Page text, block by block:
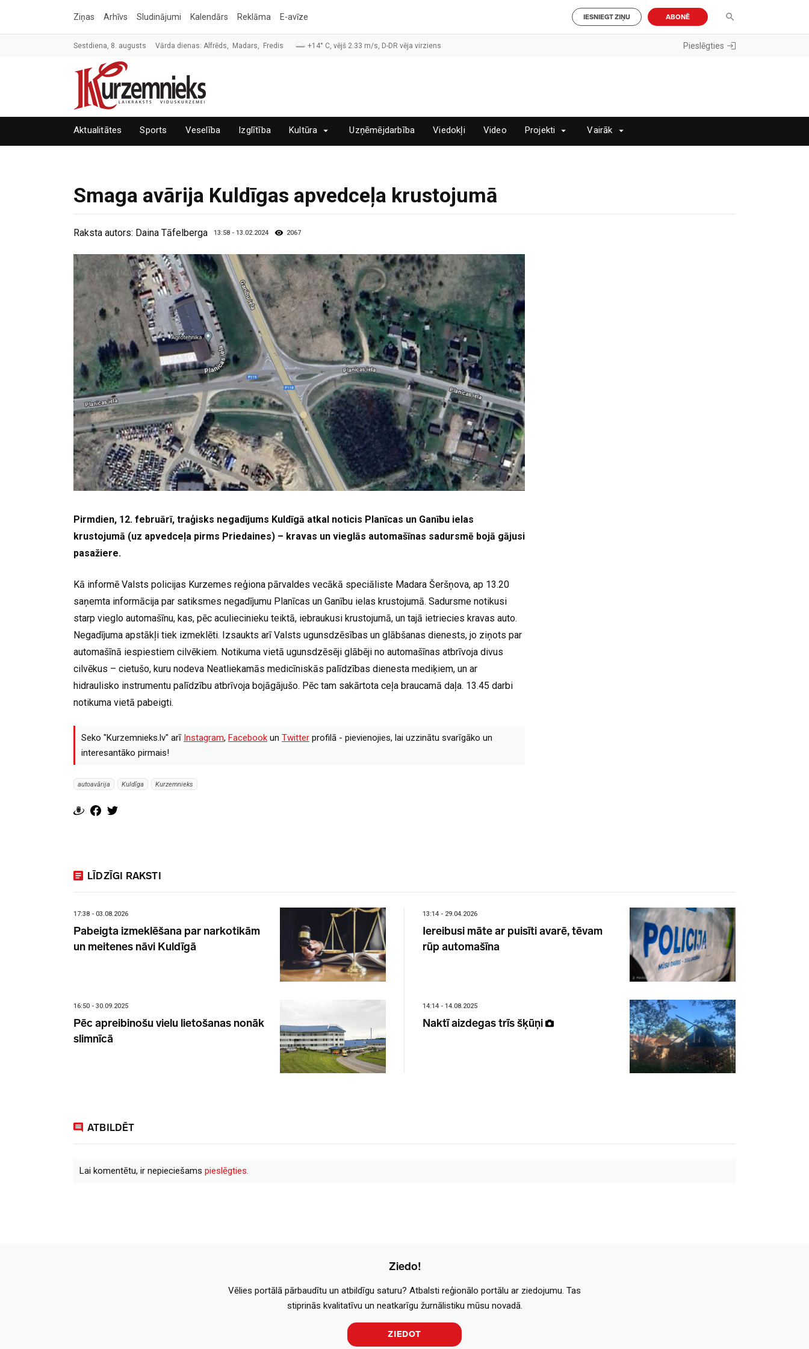
Ziņas Arhīvs Sludinājumi Kalendārs Reklāma E-avīze IESNIEGT ZIŅU ABONĒ
Sestdiena, 8. augusts Vārda dienas: Alfrēds, Madars, Fredis +14° C, vējš 2.33 m/s, D-DR vēja virziens Pieslēgties
Aktualitātes Sports Veselība Izglītība Kultūra Uzņēmējdarbība Viedokļi Video Projekti Vairāk
Smaga avārija Kuldīgas apvedceļa krustojumā
Raksta autors: Daina Tāfelberga 13:58 - 13.02.2024 2067
Pirmdien, 12. februārī, traģisks negadījums Kuldīgā atkal noticis Planīcas un Ganību ielas
krustojumā (uz apvedceļa pirms Priedaines) – kravas un vieglās automašīnas sadursmē bojā gājusi
pasažiere.
Kā informē Valsts policijas Kurzemes reģiona pārvaldes vecākā speciāliste Madara Šeršņova, ap 13.20
saņemta informācija par satiksmes negadījumu Planīcas un Ganību ielas krustojumā. Sadursme notikusi
starp vieglo automašīnu, kas, pēc aculiecinieku teiktā, iebraukusi krustojumā, un tajā ietriecies kravas auto.
Negadījuma apstākļi tiek izmeklēti. Izsaukts arī Valsts ugunsdzēsības un glābšanas dienests, jo ziņots par
automašīnā iespiestiem cilvēkiem. Notikuma vietā ugunsdzēsēji glābēji no automašīnas atbrīvoja divus
cilvēkus – cietušo, kuru nodeva Neatliekamās medicīniskās palīdzības dienesta mediķiem, un ar
hidraulisko instrumentu palīdzību atbrīvoja bojāgājušo. Pēc tam sakārtota ceļa braucamā daļa. 13.45 darbi
notikuma vietā pabeigti.
Seko "Kurzemnieks.lv" arī Instagram, Facebook un Twitter profilā - pievienojies, lai uzzinātu svarīgāko un
interesantāko pirmais!
autoavārija Kuldīga Kurzemnieks
LĪDZĪGI RAKSTI
17:38 - 03.08.2026
Pabeigta izmeklēšana par narkotikām
un meitenes nāvi Kuldīgā
13:14 - 29.04.2026
Iereibusi māte ar puisīti avarē, tēvam
rūp automašīna
16:50 - 30.09.2025
Pēc apreibinošu vielu lietošanas nonāk
slimnīcā
14:14 - 14.08.2025
Naktī aizdegas trīs šķūņi
ATBILDĒT
Lai komentētu, ir nepieciešams pieslēgties.
Ziedo!
Vēlies portālā pārbaudītu un atbildīgu saturu? Atbalsti reģionālo portālu ar ziedojumu. Tas
stiprinās kvalitatīvu un neatkarīgu žurnālistiku mūsu novadā.
ZIEDOT